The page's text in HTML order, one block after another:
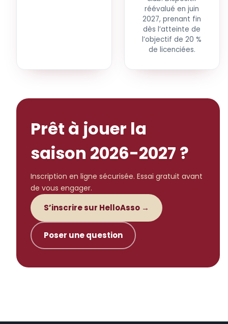
réévalué en juin
2027, prenant fin
dès l’atteinte de
l’objectif de 20 %
de licenciées.
Prêt à jouer la
saison 2026-2027 ?
Inscription en ligne sécurisée. Essai gratuit avant
de vous engager.
S’inscrire sur HelloAsso →
Poser une question